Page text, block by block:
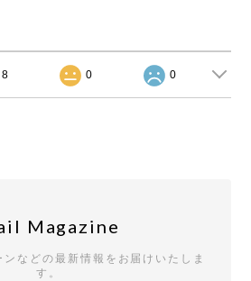
8 0 0
Magazine
などの最新情報をお届けいたしま
す。